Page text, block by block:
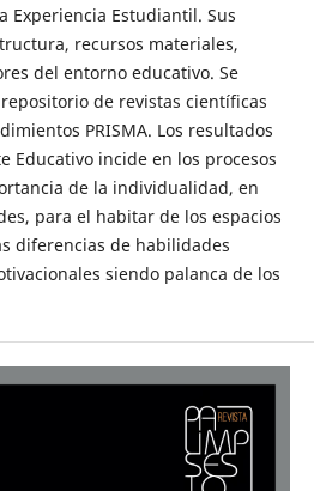
Experiencia Estudiantil. Sus
recursos materiales,
del entorno educativo. Se
de revistas científicas
PRISMA. Los resultados
Educativo incide en los procesos
de la individualidad, en
para el habitar de los espacios
diferencias de habilidades
siendo palanca de los